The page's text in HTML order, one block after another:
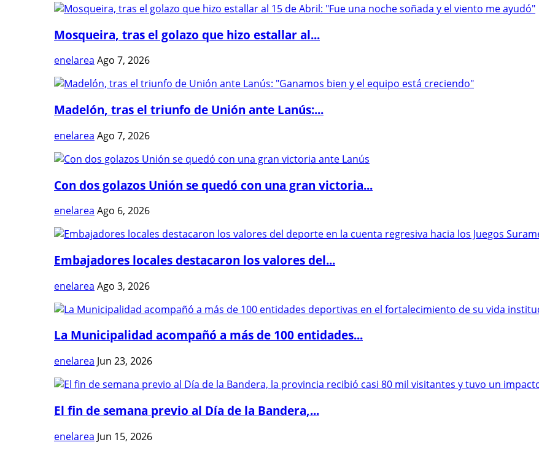
Mosqueira, tras el golazo que hizo estallar al...
enelarea Ago 7, 2026
Madelón, tras el triunfo de Unión ante Lanús:...
enelarea Ago 7, 2026
Con dos golazos Unión se quedó con una gran victoria...
enelarea Ago 6, 2026
Embajadores locales destacaron los valores del...
enelarea Ago 3, 2026
La Municipalidad acompañó a más de 100 entidades...
enelarea Jun 23, 2026
El fin de semana previo al Día de la Bandera,...
enelarea Jun 15, 2026